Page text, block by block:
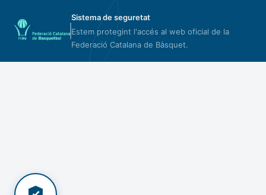
Sistema de seguretat
Estem protegint l'accés al web oficial de la
Federació Catalana de Bàsquet.